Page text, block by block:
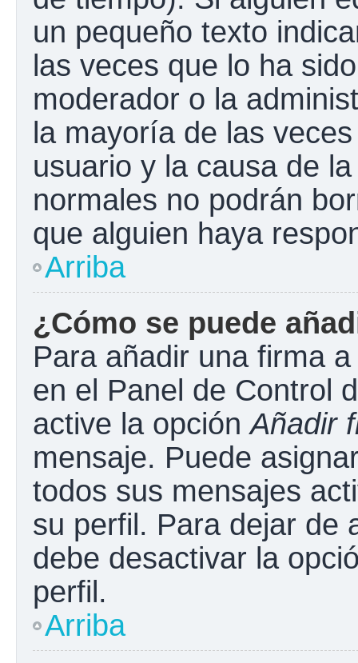
un pequeño texto
las veces que lo ha
moderador o la
la mayoría de las
usuario y la causa de
normales no podrán
que alguien haya
Arriba
¿Cómo se puede
Para añadir una firma
en el Panel de Control
active la opciónAñadir
mensaje. Puede
todos sus mensajes
su perfil. Para dejar de
debe desactivar la
perfil.
Arriba